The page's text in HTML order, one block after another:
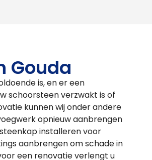
Gouda
is, en er een
schoorsteen verzwakt is of
kunnen wij onder andere
opnieuw aanbrengen
installeren voor
aanbrengen om schade in
een renovatie verlengt u